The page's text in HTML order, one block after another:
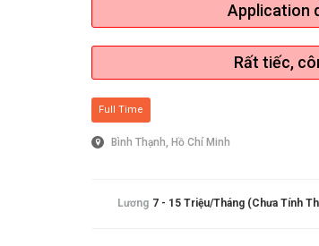
Application
Rất tiếc,
Full Time
Bình Thạnh, Hồ Chí Minh
Lương 7 - 15 Triệu/tháng (Chưa Tính
Mẹo
Đăng ký